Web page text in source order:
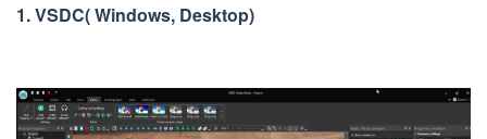
1. VSDC( Windows, Desktop)